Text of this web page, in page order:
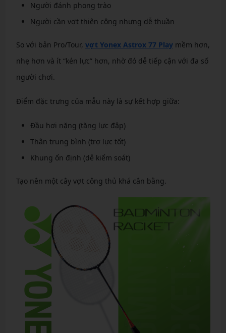
Người đánh phong trào
Người cần vợt thiên công nhưng dễ thuần
So với bản Pro/Tour, vợt Yonex Astrox 77 Playmềm hơn,
nhẹ hơn và ít “kén lực” hơn, nhờ đó dễ tiếp cận với đa số
người chơi.
Điểm đặc trưng của mẫu này là sự kết hợp giữa:
Đầu hơi nặng (tăng lực đập)
Thân trung bình (trợ lực tốt)
Khung ổn định (dễ kiểm soát)
Tạo nên một cây vợt công thủ khá cân bằng.